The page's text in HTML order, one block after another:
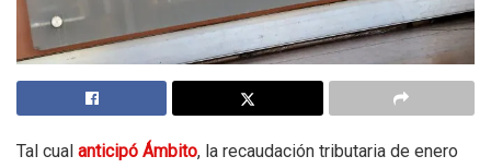
Tal cual anticipó Ámbito, la recaudación tributaria de enero